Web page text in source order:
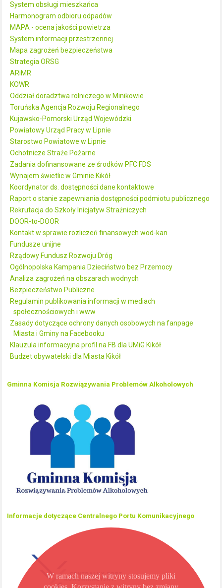
System obsługi mieszkańca
Harmonogram odbioru odpadów
MAPA - ocena jakości powietrza
System informacji przestrzennej
Mapa zagrożeń bezpieczeństwa
Strategia ORSG
ARiMR
KOWR
Oddział doradztwa rolniczego w Minikowie
Toruńska Agencja Rozwoju Regionalnego
Kujawsko-Pomorski Urząd Wojewódzki
Powiatowy Urząd Pracy w Lipnie
Starostwo Powiatowe w Lipnie
Ochotnicze Straże Pożarne
Zadania dofinansowane ze środków PFC FDS
Wynajem świetlic w Gminie Kikół
Koordynator ds. dostępności dane kontaktowe
Raport o stanie zapewniania dostępności podmiotu publicznego
Rekrutacja do Szkoły Inicjatyw Strażniczych
DOOR-to-DOOR
Kontakt w sprawie rozliczeń finansowych wod-kan
Fundusze unijne
Rządowy Fundusz Rozwoju Dróg
Ogólnopolska Kampania Dzieciństwo bez Przemocy
Analiza zagrożeń na obszarach wodnych
Bezpieczeństwo Publiczne
Regulamin publikowania informacji w mediach
społecznościowych i www
Zasady dotyczące ochrony danych osobowych na fanpage
Miasta i Gminy na Facebooku
Klauzula informacyjna profil na FB dla UMiG Kikół
Budżet obywatelski dla Miasta Kikół
Gminna Komisja Rozwiązywania Problemów Alkoholowych
Informacje dotyczące Centralnego Portu Komunikacyjnego
W ramach naszej witryny stosujemy pliki